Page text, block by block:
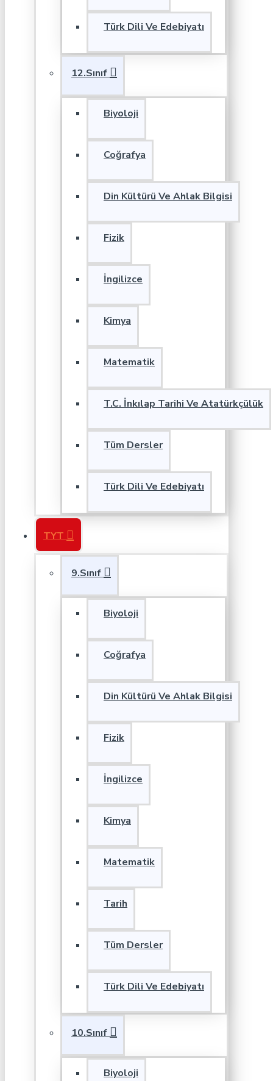
Türk Dili Ve Edebiyatı
12.Sınıf
Biyoloji
Coğrafya
Din Kültürü Ve Ahlak Bilgisi
Fizik
İngilizce
Kimya
Matematik
T.C. İnkılap Tarihi Ve Atatürkçülük
Tüm Dersler
Türk Dili Ve Edebiyatı
TYT
9.Sınıf
Biyoloji
Coğrafya
Din Kültürü Ve Ahlak Bilgisi
Fizik
İngilizce
Kimya
Matematik
Tarih
Tüm Dersler
Türk Dili Ve Edebiyatı
10.Sınıf
Biyoloji